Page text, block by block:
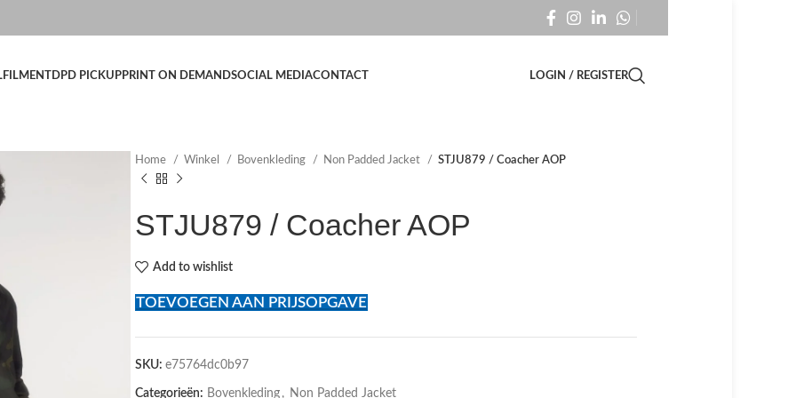
DPD PICKUPPRINT ON DEMANDSOCIAL MEDIACONTACT LOGIN / REGISTER
Home Winkel Bovenkleding Non Padded Jacket STJU879 / Coacher AOP
STJU879 / Coacher AOP
Add to wishlist
TOEVOEGEN AAN PRIJSOPGAVE
SKU: e75764dc0b97
Categorieën: Bovenkleding , Non Padded Jacket